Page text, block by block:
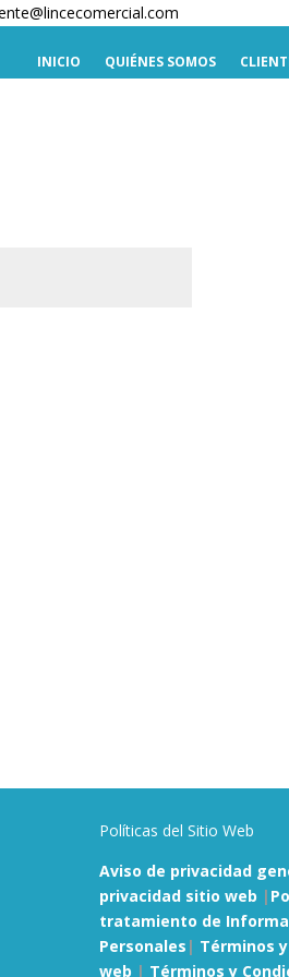
INICIO QUIÉNES SOMOS
Políticas del Sitio Web
Aviso de privacidad
privacidad sitio web |
tratamiento de
Personales | Términos
web | Términos y